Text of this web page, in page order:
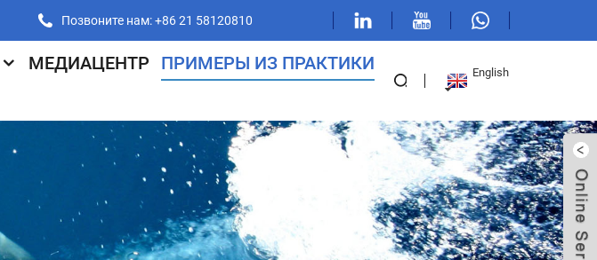
Позвоните нам: +86 21 58120810
МЕДИАЦЕНТР
ПРИМЕРЫ ИЗ ПРАКТИКИ
English